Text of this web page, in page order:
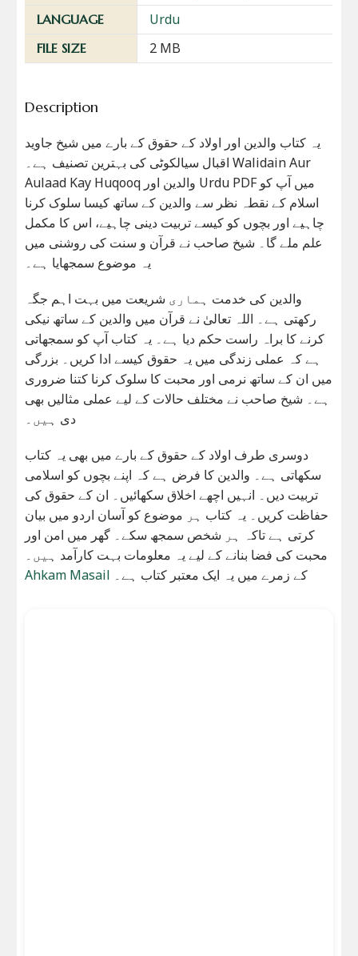
LANGUAGE Urdu
FILE SIZE 2 MB
Description
یہ کتاب والدین اور اولاد کے حقوق کے بارے میں شیخ جاوید
اقبال سیالکوٹی کی بہترین تصنیف ہے۔ Walidain Aur
Aulaad Kay Huqooq والدین اور Urdu PDF میں آپ کو
اسلام کے نقطہ نظر سے والدین کے ساتھ کیسا سلوک کرنا
چاہیے اور بچوں کو کیسے تربیت دینی چاہیے، اس کا مکمل
علم ملے گا۔ شیخ صاحب نے قرآن و سنت کی روشنی میں
یہ موضوع سمجھایا ہے۔
والدین کی خدمت ہماری شریعت میں بہت اہم جگہ
رکھتی ہے۔ اللہ تعالیٰ نے قرآن میں والدین کے ساتھ نیکی
کرنے کا براہ راست حکم دیا ہے۔ یہ کتاب آپ کو سمجھاتی
ہے کہ عملی زندگی میں یہ حقوق کیسے ادا کریں۔ بزرگی
میں ان کے ساتھ نرمی اور محبت کا سلوک کرنا کتنا ضروری
ہے۔ شیخ صاحب نے مختلف حالات کے لیے عملی مثالیں بھی
دی ہیں۔
دوسری طرف اولاد کے حقوق کے بارے میں بھی یہ کتاب
سکھاتی ہے۔ والدین کا فرض ہے کہ اپنے بچوں کو اسلامی
تربیت دیں۔ انہیں اچھے اخلاق سکھائیں۔ ان کے حقوق کی
حفاظت کریں۔ یہ کتاب ہر موضوع کو آسان اردو میں بیان
کرتی ہے تاکہ ہر شخص سمجھ سکے۔ گھر میں امن اور
محبت کی فضا بنانے کے لیے یہ معلومات بہت کارآمد ہیں۔
Ahkam Masail کے زمرے میں یہ ایک معتبر کتاب ہے۔